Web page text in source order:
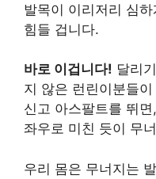
발목이 이리저리 심
힘들 겁니다.
바로 이겁니다! 달리
지 않은 런린이분들
신고 아스팔트를 뛰
좌우로 미친 듯이 무
우리 몸은 무너지는